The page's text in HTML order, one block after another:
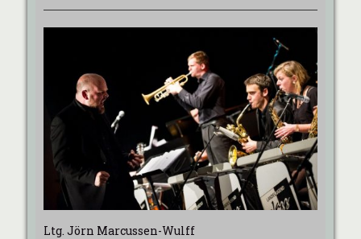
Ltg. Jörn Marcussen-Wulff